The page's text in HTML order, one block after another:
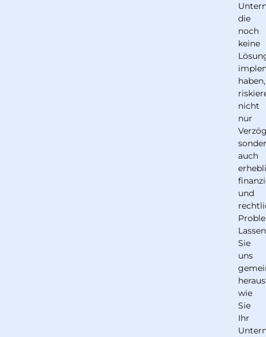
die
noch
keine
haben,
nicht
nur
auch
und
Lassen
Sie
uns
wie
Sie
Ihr